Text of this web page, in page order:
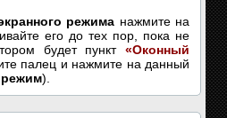
режима нажмите на
его до тех пор, пока не
будет пункт «Оконный
палец и нажмите на данный
).